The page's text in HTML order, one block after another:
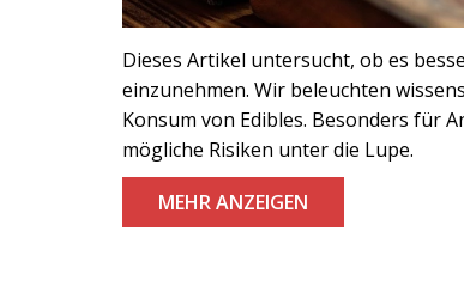
Dieses Artikel untersucht, ob es
einzunehmen. Wir beleuchten
Konsum von Edibles. Besonders für
mögliche Risiken unter die Lupe.
MEHR ANZEIGEN